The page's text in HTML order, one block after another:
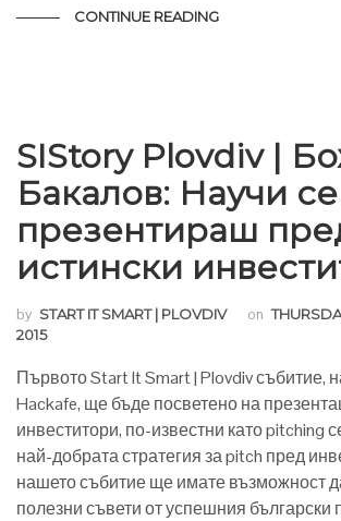
CONTINUE READING
SIStory Plovdiv |
Бакалов: Научи
презентираш
истински
by START IT SMART | PLOVDIV on
2015
Първото Start It Smart | Plovdiv събитие,
Hackafe, ще бъде посветено на
инвеститори, по-известни като pitching
най-добрата стратегия за pitch пред
нашето събитие ще имате възможност
полезни съвети от успешния